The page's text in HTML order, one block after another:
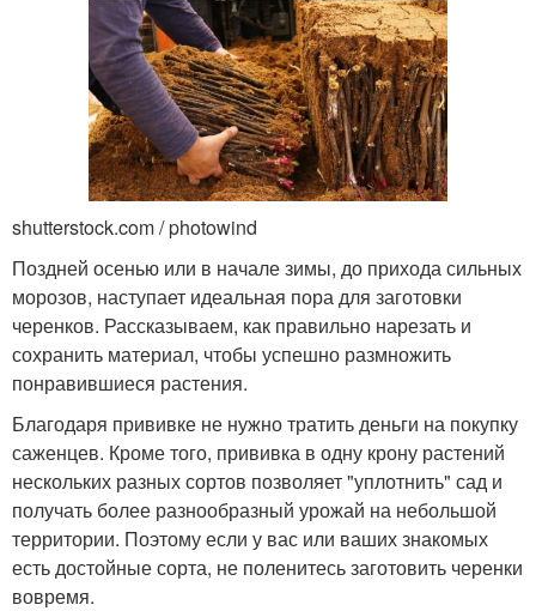
shutterstock.com / photowind
Поздней осенью или в начале зимы, до прихода сильных
морозов, наступает идеальная пора для заготовки
черенков. Рассказываем, как правильно нарезать и
сохранить материал, чтобы успешно размножить
понравившиеся растения.
Благодаря прививке не нужно тратить деньги на покупку
саженцев. Кроме того, прививка в одну крону растений
нескольких разных сортов позволяет "уплотнить" сад и
получать более разнообразный урожай на небольшой
территории. Поэтому если у вас или ваших знакомых
есть достойные сорта, не поленитесь заготовить черенки
вовремя.